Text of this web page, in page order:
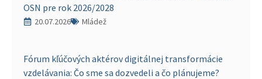
OSN pre rok 2026/2028
20.07.2026 Mládež
Fórum kľúčových aktérov digitálnej transformácie
vzdelávania: Čo sme sa dozvedeli a čo plánujeme?